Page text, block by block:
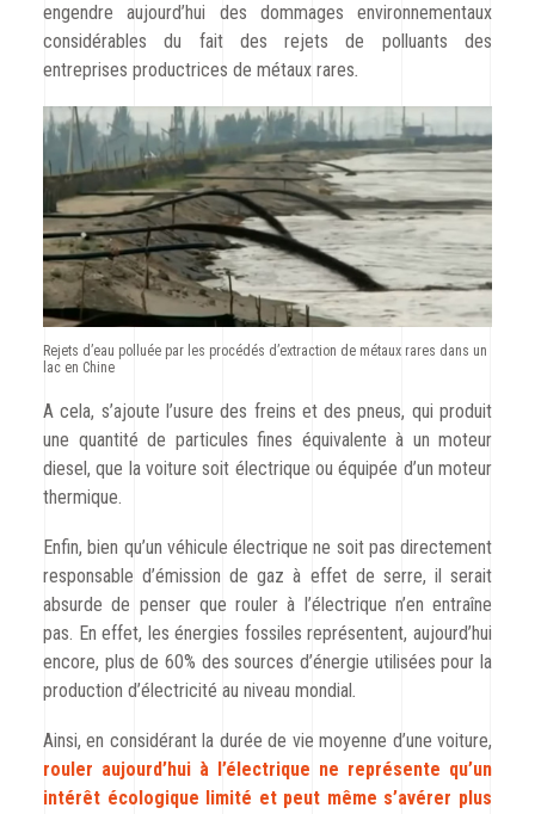
engendre aujourd’hui des dommages environnementaux
considérables du fait des rejets de polluants des
entreprises productrices de métaux rares.
Rejets d’eau polluée par les procédés d’extraction de métaux rares dans un
lac en Chine
A cela, s’ajoute l’usure des freins et des pneus, qui produit
une quantité de particules fines équivalente à un moteur
diesel, que la voiture soit électrique ou équipée d’un moteur
thermique.
Enfin, bien qu’un véhicule électrique ne soit pas directement
responsable d’émission de gaz à effet de serre, il serait
absurde de penser que rouler à l’électrique n’en entraîne
pas. En effet, les énergies fossiles représentent, aujourd’hui
encore, plus de 60% des sources d’énergie utilisées pour la
production d’électricité au niveau mondial.
Ainsi, en considérant la durée de vie moyenne d’une voiture,
rouler aujourd’hui à l’électrique ne représente qu’un
intérêt écologique limité et peut même s’avérer plus